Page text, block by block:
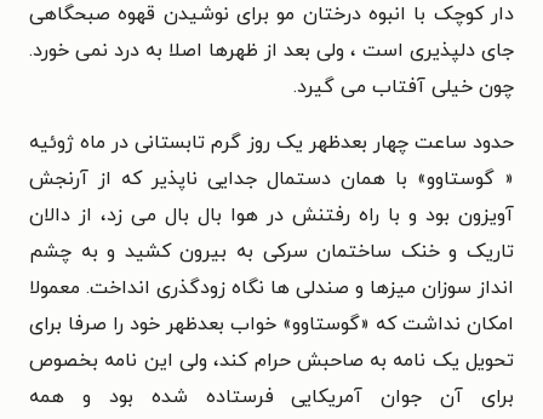
دار کوچک با انبوه درختان مو برای نوشیدن قهوه صبحگاهی
جای دلپذیری است ، ولی بعد از ظهرها اصلا به درد نمی خورد.
چون خیلی آفتاب می گیرد.
حدود ساعت چهار بعدظهر یک روز گرم تابستانی در ماه ژوئیه
« گوستاوو» با همان دستمال جدایی ناپذیر که از آرنجش
آویزون بود و با راه رفتنش در هوا بال بال می زد، از دالان
تاریک و خنک ساختمان سرکی به بیرون کشید و به چشم
انداز سوزان میزها و صندلی ها نگاه زودگذری انداخت. معمولا
امکان نداشت که «گوستاوو» خواب بعدظهر خود را صرفا برای
تحویل یک نامه به صاحبش حرام کند، ولی این نامه بخصوص
برای آن جوان آمریکایی فرستاده شده بود و همه